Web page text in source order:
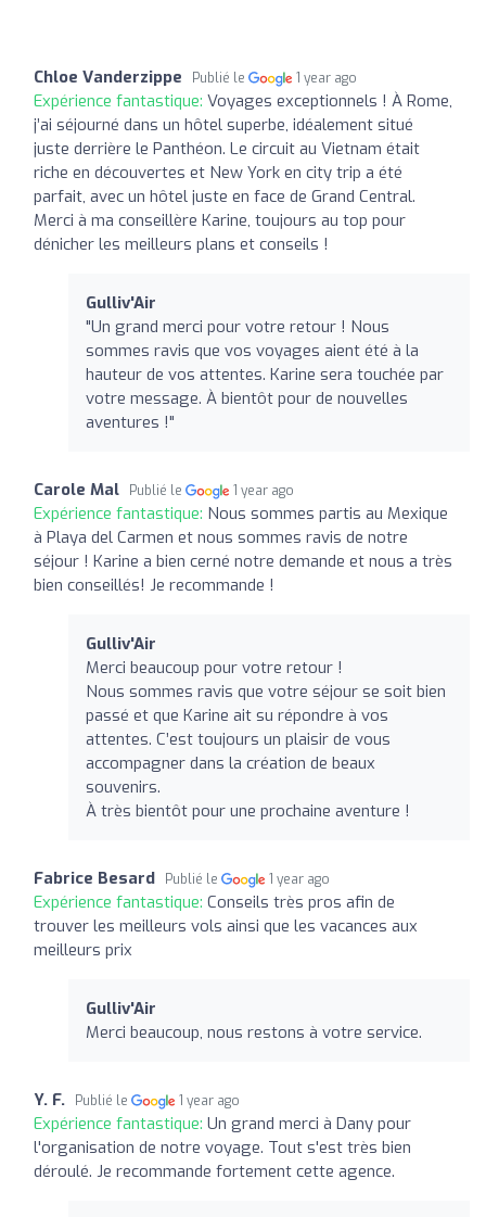
Chloe Vanderzippe Publié le 1 year ago
Expérience fantastique: Voyages exceptionnels ! À Rome,
j’ai séjourné dans un hôtel superbe, idéalement situé
juste derrière le Panthéon. Le circuit au Vietnam était
riche en découvertes et New York en city trip a été
parfait, avec un hôtel juste en face de Grand Central.
Merci à ma conseillère Karine, toujours au top pour
dénicher les meilleurs plans et conseils !
Gulliv'Air
"Un grand merci pour votre retour ! Nous
sommes ravis que vos voyages aient été à la
hauteur de vos attentes. Karine sera touchée par
votre message. À bientôt pour de nouvelles
aventures !"
Carole Mal Publié le 1 year ago
Expérience fantastique: Nous sommes partis au Mexique
à Playa del Carmen et nous sommes ravis de notre
séjour ! Karine a bien cerné notre demande et nous a très
bien conseillés! Je recommande !
Gulliv'Air
Merci beaucoup pour votre retour !
Nous sommes ravis que votre séjour se soit bien
passé et que Karine ait su répondre à vos
attentes. C’est toujours un plaisir de vous
accompagner dans la création de beaux
souvenirs.
À très bientôt pour une prochaine aventure !
Fabrice Besard Publié le 1 year ago
Expérience fantastique: Conseils très pros afin de
trouver les meilleurs vols ainsi que les vacances aux
meilleurs prix
Gulliv'Air
Merci beaucoup, nous restons à votre service.
Y. F. Publié le 1 year ago
Expérience fantastique: Un grand merci à Dany pour
l'organisation de notre voyage. Tout s'est très bien
déroulé. Je recommande fortement cette agence.